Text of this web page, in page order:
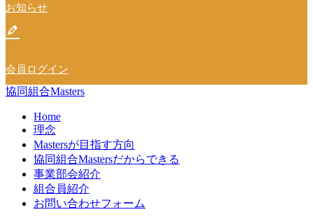
お知らせ
会員ログイン
協同組合Masters
Home
理念
Mastersが目指す方向
協同組合Mastersだからできる
事業部会紹介
組合員紹介
お問い合わせフォーム